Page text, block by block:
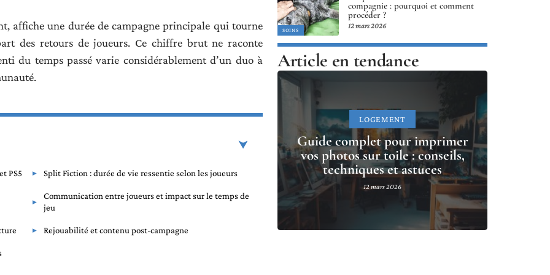
affiche une durée de campagne principale qui tourne
des retours de joueurs. Ce chiffre brut ne raconte
du temps passé varie considérablement d’un duo à
PS5 Split Fiction : durée de vie ressentie selon les joueurs
Communication entre joueurs et impact sur le temps de
jeu
Rejouabilité et contenu post-campagne
SOINS
compagnie : pourquoi et comment
procéder ?
12 mars 2026
Article en tendance
LOGEMENT
Guide complet pour imprimer
vos photos sur toile : conseils,
techniques et astuces
12 mars 2026